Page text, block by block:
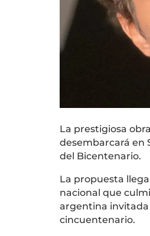
La prestigiosa obra
desembarcará en
del Bicentenario.
La propuesta
nacional que
argentina
cincuentenario.